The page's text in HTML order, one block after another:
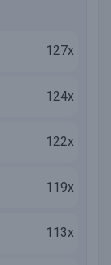
127x
124x
122x
119x
113x